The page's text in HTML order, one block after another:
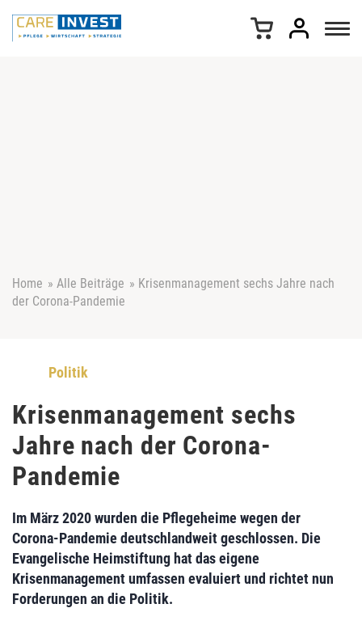
Home » Alle Beiträge » Krisenmanagement sechs Jahre nach
der Corona-Pandemie
Politik
Krisenmanagement sechs
Jahre nach der Corona-
Pandemie
Im März 2020 wurden die Pflegeheime wegen der
Corona-Pandemie deutschlandweit geschlossen. Die
Evangelische Heimstiftung hat das eigene
Krisenmanagement umfassen evaluiert und richtet nun
Forderungen an die Politik.